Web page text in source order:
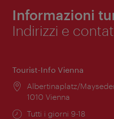
Informazioni
Indirizzi e
Tourist-Info Vienna
Posizione:
Albertinaplatz/
1010 Vienna
Orari
Tutti i giorni 9-18